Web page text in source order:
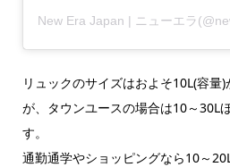
リュックのサイズはおよそ10L(容量
が、タウンユースの場合は10～30L
す。
通勤通学やショッピングなら10～20L